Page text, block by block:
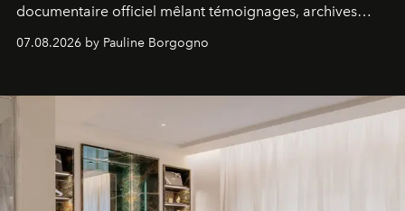
documentaire officiel mêlant témoignages, archives
inédites et plongée dans les coulisses d'un phénomène
générationnel.
07.08.2026 by Pauline Borgogno